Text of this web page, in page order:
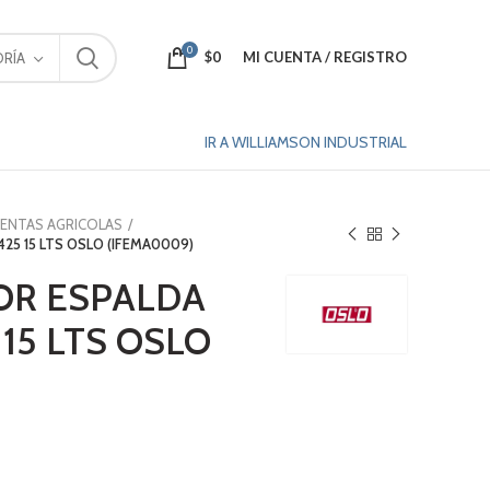
0 $0 MI CUENTA / REGISTRO
IR A WILLIAMSON INDUSTRIAL
AGRICOLAS
15 LTS OSLO (IFEMA0009)
ESPALDA
LTS OSLO